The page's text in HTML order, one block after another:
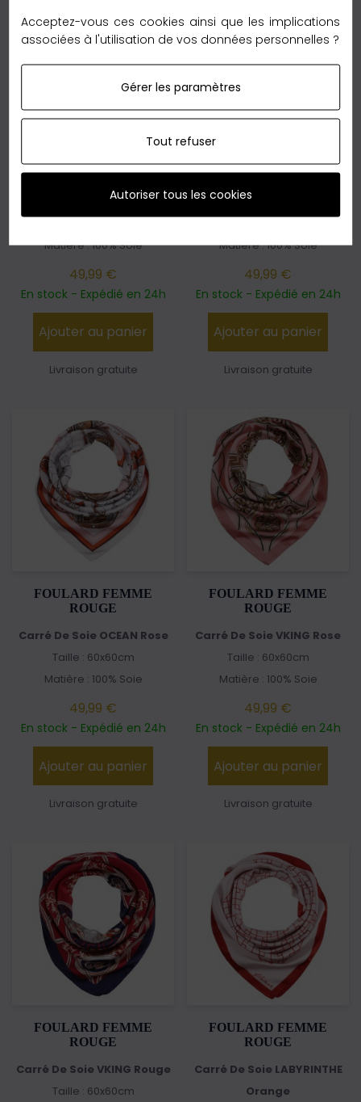
FOULARD FEMME
Orange
Matière : 100% Soie
49,99 €
En stock - Expédié en 24h
Ajouter au panier
Livraison gratuite
FOULARD FEMME
Rouge
Matière : 100% Soie
49,99 €
En stock - Expédié en 24h
Ajouter au panier
Livraison gratuite
FOULARD FEMME
ROUGE
Carré De Soie OCEAN Rose
Taille : 60x60cm
Matière : 100% Soie
49,99 €
En stock - Expédié en 24h
Ajouter au panier
Livraison gratuite
FOULARD FEMME
ROUGE
Carré De Soie VKING Rose
Taille : 60x60cm
Matière : 100% Soie
49,99 €
En stock - Expédié en 24h
Ajouter au panier
Livraison gratuite
FOULARD FEMME
ROUGE
Carré De Soie VKING Rouge
Taille : 60x60cm
FOULARD FEMME
ROUGE
Carré De Soie LABYRINTHE
Orange
Acceptez-vous ces cookies ainsi que les implications
associées à l'utilisation de vos données personnelles ?
Gérer les paramètres
Tout refuser
Autoriser tous les cookies